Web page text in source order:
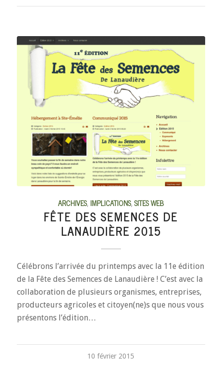
ARCHIVES, IMPLICATIONS,SITES WEB
FÊTE DES SEMENCES DE
LANAUDIÈRE 2015
Célébrons l’arrivée du printemps avec la 11e édition
de la Fête des Semences de Lanaudière ! C’est avec la
collaboration de plusieurs organismes, entreprises,
producteurs agricoles et citoyen(ne)s que nous vous
présentons l’édition…
10 février 2015